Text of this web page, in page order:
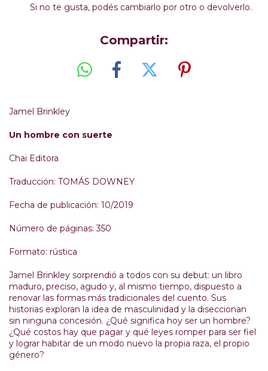
Si no te gusta, podés cambiarlo por otro o devolverlo.
Compartir:
Jamel Brinkley
Un hombre con suerte
Chai Editora
Traducción: TOMÁS DOWNEY
Fecha de publicación: 10/2019
Número de páginas: 350
Formato: rústica
Jamel Brinkley sorprendió a todos con su debut: un libro
maduro, preciso, agudo y, al mismo tiempo, dispuesto a
renovar las formas más tradicionales del cuento. Sus
historias exploran la idea de masculinidad y la diseccionan
sin ninguna concesión. ¿Qué significa hoy ser un hombre?
¿Qué costos hay que pagar y qué leyes romper para ser fiel
y lograr habitar de un modo nuevo la propia raza, el propio
género?